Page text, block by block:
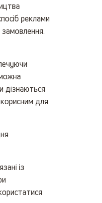
реклами
дізнаються
для
із